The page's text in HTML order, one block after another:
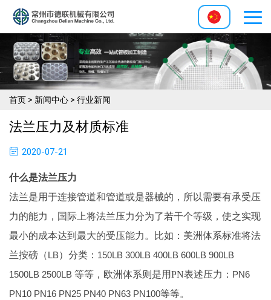
首页 > 新闻中心 > 行业新闻
法兰压力及材质标准
2020-07-21
什么是法兰压力
法兰是用于连接管道和管道或是器械的，所以需要有承受压
力的能力，国际上将法兰压力分为了若干个等级，使之实现
最小的成本达到最大的受压能力。比如：美洲体系标准将法
兰按磅（LB）分类： 150LB 300LB 400LB 600LB 900LB
1500LB 2500LB 等等，欧洲体系则是用PN表述压力： PN6
PN10 PN16 PN25 PN40 PN63 PN100等等。